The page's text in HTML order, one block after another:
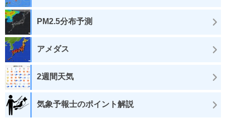
PM2.5分布予測
アメダス
2週間天気
気象予報士のポイント解説